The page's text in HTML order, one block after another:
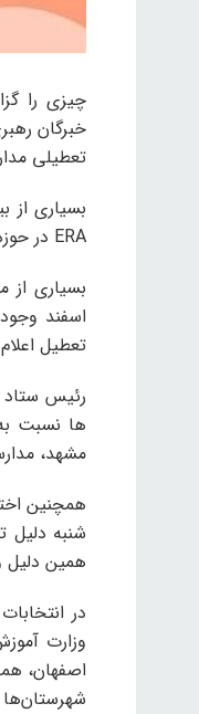
چیزی را
تعطیلی
بسیاری از
ERA در حوزه‌هایی که در مدارس به آن رأی داده می‌شود، منجر به تعطیلی مدارس شود؟
بسیاری از
اسفند
تعطیل
رئیس ستاد
ها نسبت
مشهد،
همچنین
شنبه
همین دلیل
وزارت
اصفهان،